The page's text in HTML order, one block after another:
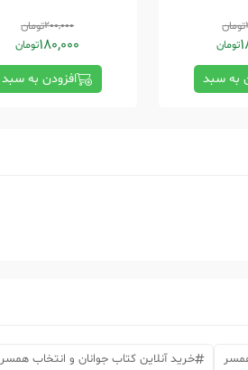
تومان
تومان
به سبد
200,000تومان
180,000تومان
افزودن به سبد
خرید آنلاین کتاب جوانان و انتخاب همسر